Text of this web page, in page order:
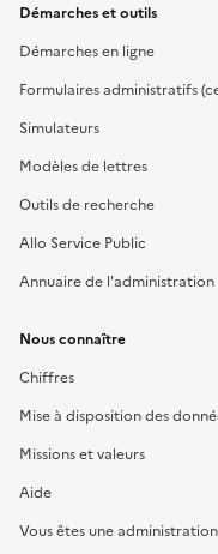
Démarches et outils
Démarches en ligne
Formulaires administratifs
Simulateurs
Modèles de lettres
Outils de recherche
Allo Service Public
Annuaire de l'administration
Nous connaître
Chiffres
Mise à disposition des
Missions et valeurs
Aide
Vous êtes une